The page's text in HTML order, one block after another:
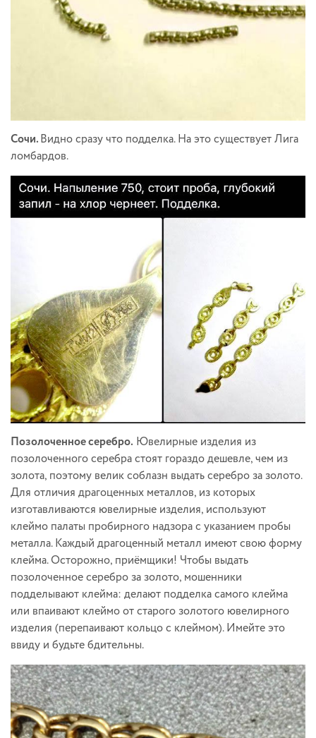
Сочи.Видно сразу что подделка. На это существует Лига
ломбардов.
Позолоченное серебро. Ювелирные изделия из
позолоченного серебра стоят гораздо дешевле, чем из
золота, поэтому велик соблазн выдать серебро за золото.
Для отличия драгоценных металлов, из которых
изготавливаются ювелирные изделия, используют
клеймо палаты пробирного надзора с указанием пробы
металла. Каждый драгоценный металл имеют свою форму
клейма. Осторожно, приёмщики! Чтобы выдать
позолоченное серебро за золото, мошенники
подделывают клейма: делают подделка самого клейма
или впаивают клеймо от старого золотого ювелирного
изделия (перепаивают кольцо с клеймом). Имейте это
ввиду и будьте бдительны.